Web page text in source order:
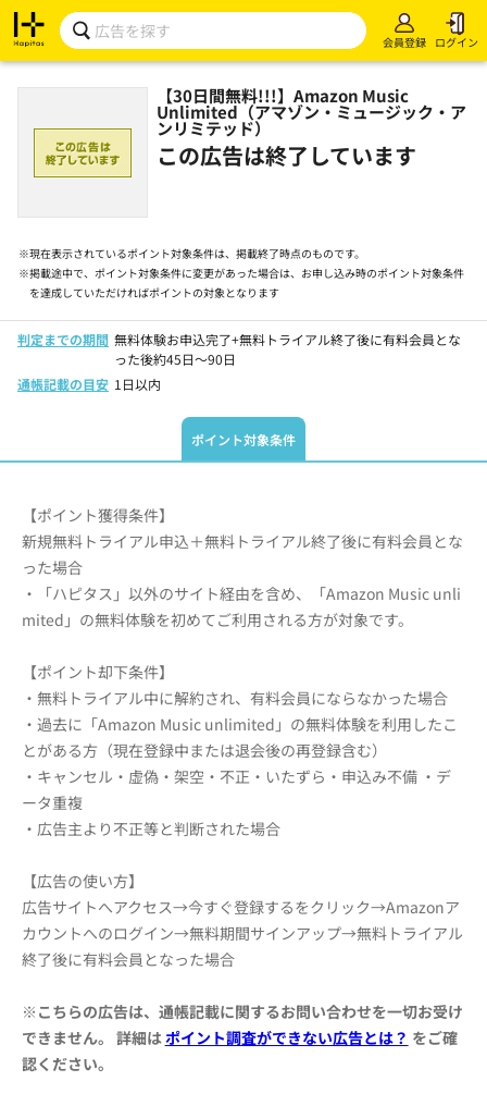
会員登録 ログイン
【30日間無料!!!】Amazon Music
Unlimited（アマゾン・ミュージック・ア
ンリミテッド）
この広告は終了しています
※現在表示されているポイント対象条件は、掲載終了時点のものです。
※掲載途中で、ポイント対象条件に変更があった場合は、お申し込み時のポイント対象条件
を達成していただければポイントの対象となります
判定までの期間 無料体験お申込完了+無料トライアル終了後に有料会員とな
った後約45日～90日
通帳記載の目安 1日以内
ポイント対象条件
【ポイント獲得条件】
新規無料トライアル申込＋無料トライアル終了後に有料会員とな
った場合
・「ハピタス」以外のサイト経由を含め、「Amazon Music unli
mited」の無料体験を初めてご利用される方が対象です。
【ポイント却下条件】
・無料トライアル中に解約され、有料会員にならなかった場合
・過去に「Amazon Music unlimited」の無料体験を利用したこ
とがある方（現在登録中または退会後の再登録含む）
・キャンセル・虚偽・架空・不正・いたずら・申込み不備 ・デ
ータ重複
・広告主より不正等と判断された場合
【広告の使い方】
広告サイトへアクセス→今すぐ登録するをクリック→Amazonア
カウントへのログイン→無料期間サインアップ→無料トライアル
終了後に有料会員となった場合
※こちらの広告は、通帳記載に関するお問い合わせを一切お受け
できません。 詳細はポイント調査ができない広告とは？ をご確
認ください。